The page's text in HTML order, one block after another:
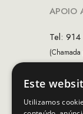
APOIO
Tel:
Horário
Este
Utilizamos